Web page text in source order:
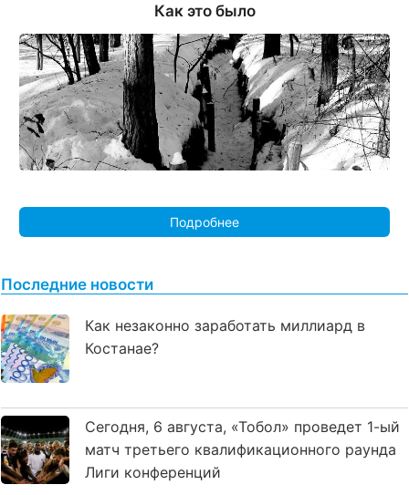
Как это было
Подробнее
Последние новости
Как незаконно заработать миллиард в
Костанае?
Сегодня, 6 августа, «Тобол» проведет 1-ый
матч третьего квалификационного раунда
Лиги конференций